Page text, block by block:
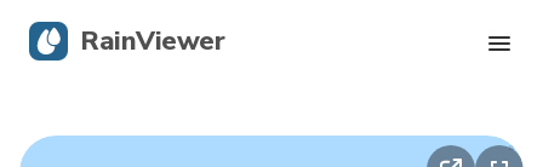
RainViewer